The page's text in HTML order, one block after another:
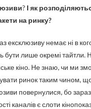
? І як
на ринку?
ексклюзиву немає ні в
бути лише окремі тайтли.
кіно. Не знаю, чи ми
ринок таким чином,
повернулися, бо
каналів є слоти